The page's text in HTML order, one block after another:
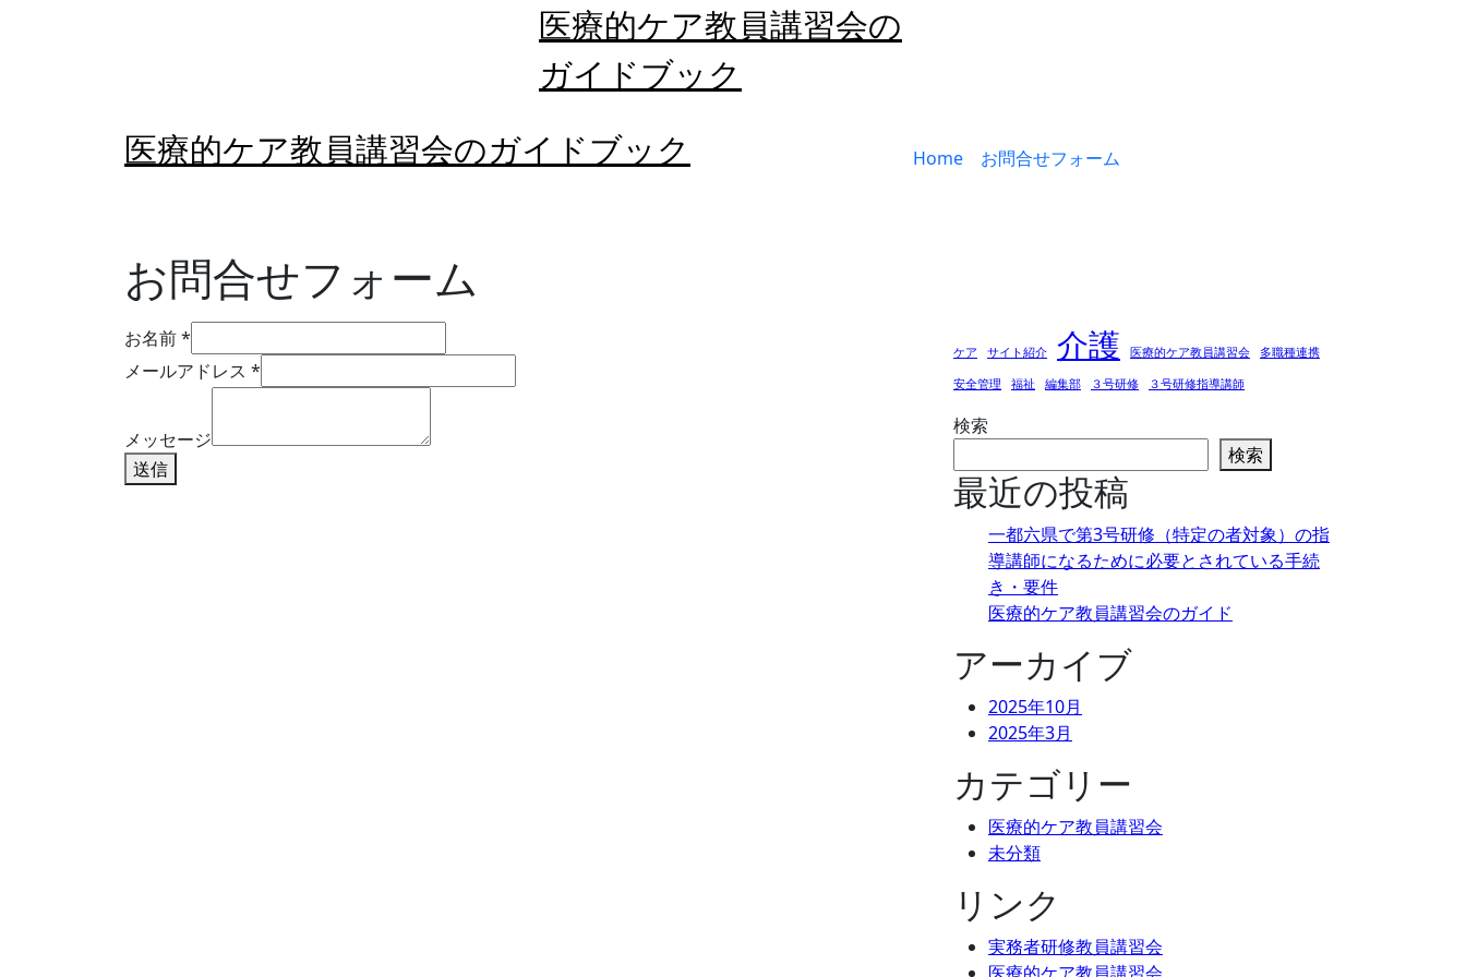
医療的ケア教員講習会の
ガイドブック
医療的ケア教員講習会のガイドブック
Home お問合せフォーム
お問合せフォーム
お
名
ー
ル
ア
お名前*
メールアドレス *
メッセージ
送信
ケア サイト紹介 介護 医療的ケア教員講習会 多職種連携
安全管理 福祉 編集部 ３号研修 ３号研修指導講師
検索
検索
最近の投稿
一都六県で第3号研修（特定の者対象）の指
導講師になるために必要とされている手続
き・要件
医療的ケア教員講習会のガイド
アーカイブ
2025年10月
2025年3月
カテゴリー
医療的ケア教員講習会
未分類
リンク
実務者研修教員講習会